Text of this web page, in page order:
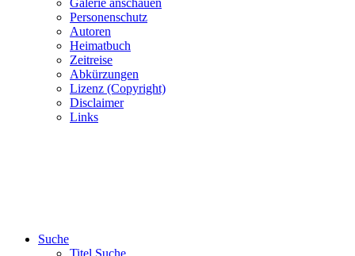
Galerie anschauen
Personenschutz
Autoren
Heimatbuch
Zeitreise
Abkürzungen
Lizenz (Copyright)
Disclaimer
Links
Suche
Titel Suche